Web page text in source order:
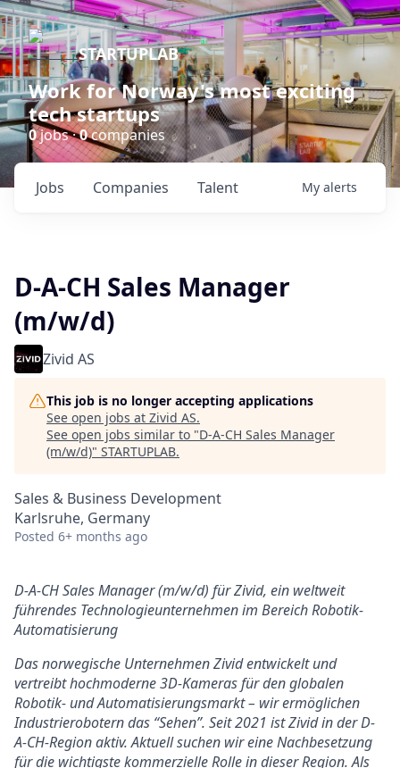
STARTUPLAB
Work for Norway's most exciting
tech startups
0jobs ·0companies
Jobs Companies Talent My alerts
D-A-CH Sales Manager
(m/w/d)
Zivid AS
This job is no longer accepting applications
See open jobs at Zivid AS.
See open jobs similar to "D-A-CH Sales Manager
(m/w/d)" STARTUPLAB.
Sales & Business Development
Karlsruhe, Germany
Posted 6+ months ago
D-A-CH Sales Manager (m/w/d) für Zivid, ein weltweit
führendes Technologieunternehmen im Bereich Robotik-
Automatisierung
Das norwegische UnternehmenZividentwickelt und
vertreibt hochmoderne 3D-Kameras für den globalen
Robotik- und Automatisierungsmarkt – wir ermöglichen
Industrierobotern das “Sehen”. Seit 2021 ist Zivid in der D-
A-CH-Region aktiv. Aktuell suchen wir eine Nachbesetzung
für die wichtigste kommerzielle Rolle in dieser Region. Als